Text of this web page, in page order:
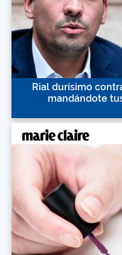
Rial durísimo
mandándote